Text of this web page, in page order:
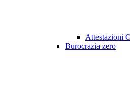
Attestazioni
Burocrazia zero